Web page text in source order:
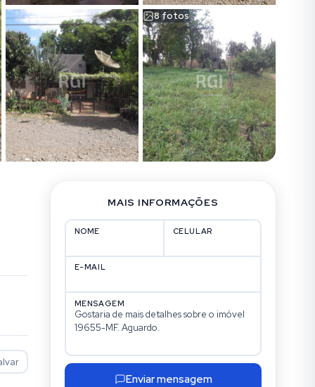
8fotos
MAIS INFORMAÇÕES
NOME CELULAR
E-MAIL
MENSAGEM
Enviar mensagem